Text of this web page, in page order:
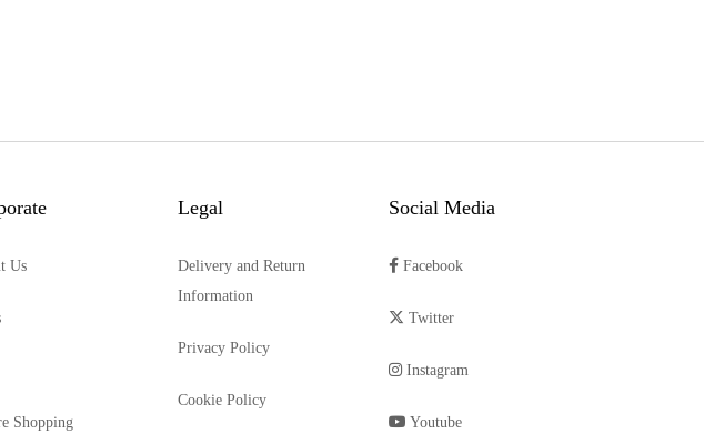
Us
Shopping
Legal
Delivery and Return
Information
Privacy Policy
Cookie Policy
Social Media
Facebook
Twitter
Instagram
Youtube